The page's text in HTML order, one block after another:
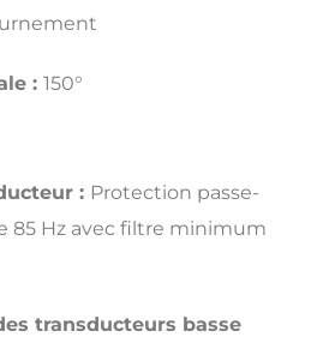
: 150°
: Protection passe-
85 Hz avec filtre minimum
transducteurs basse